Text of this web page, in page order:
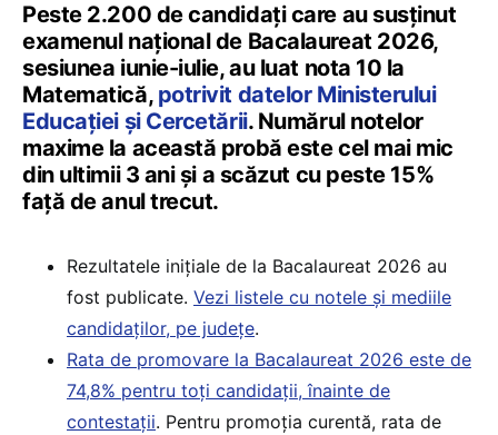
Peste 2.200 de candidați care au susținut
examenul național de Bacalaureat 2026,
sesiunea iunie-iulie, au luat nota 10 la
Matematică, potrivit datelor Ministerului
Educației și Cercetării. Numărul notelor
maxime la această probă este cel mai mic
din ultimii 3 ani și a scăzut cu peste 15%
față de anul trecut.
Rezultatele inițiale de la Bacalaureat 2026 au
fost publicate. Vezi listele cu notele și mediile
candidaților, pe județe.
Rata de promovare la Bacalaureat 2026 este de
74,8% pentru toți candidații, înainte de
contestații. Pentru promoția curentă, rata de